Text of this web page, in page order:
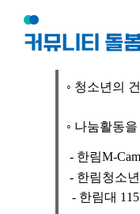
커뮤니티 돌
◦ 청소년의
◦ 나눔활동을
- 한림M-
- 한림청소
- 한림대